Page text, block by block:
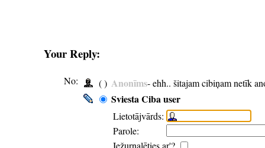
Your Reply:
No: ( ) Anonīms- ehh.. šitajam cibiņam netīk
Sviesta Ciba user
Lietotājvārds:
Parole:
Iežurnalēties ar'?